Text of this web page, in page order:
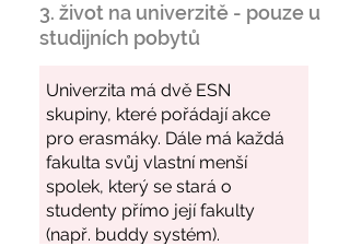
3. život na univerzitě - pouze u
studijních pobytů